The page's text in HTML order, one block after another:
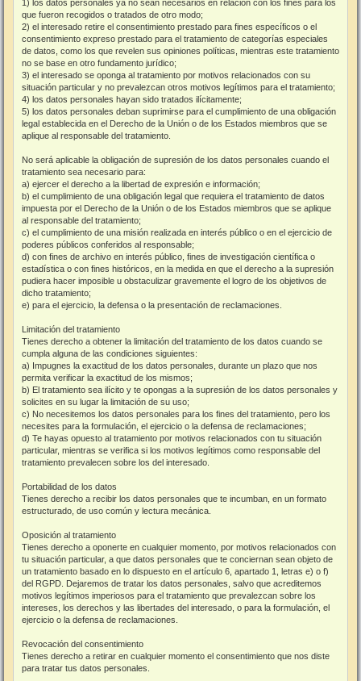
1) los datos personales ya no sean necesarios en relación con los fines para los
que fueron recogidos o tratados de otro modo;
2) el interesado retire el consentimiento prestado para fines específicos o el
consentimiento expreso prestado para el tratamiento de categorías especiales
de datos, como los que revelen sus opiniones políticas, mientras este tratamiento
no se base en otro fundamento jurídico;
3) el interesado se oponga al tratamiento por motivos relacionados con su
situación particular y no prevalezcan otros motivos legítimos para el tratamiento;
4) los datos personales hayan sido tratados ilícitamente;
5) los datos personales deban suprimirse para el cumplimiento de una obligación
legal establecida en el Derecho de la Unión o de los Estados miembros que se
aplique al responsable del tratamiento.
No será aplicable la obligación de supresión de los datos personales cuando el
tratamiento sea necesario para:
a) ejercer el derecho a la libertad de expresión e información;
b) el cumplimiento de una obligación legal que requiera el tratamiento de datos
impuesta por el Derecho de la Unión o de los Estados miembros que se aplique
al responsable del tratamiento;
c) el cumplimiento de una misión realizada en interés público o en el ejercicio de
poderes públicos conferidos al responsable;
d) con fines de archivo en interés público, fines de investigación científica o
estadística o con fines históricos, en la medida en que el derecho a la supresión
pudiera hacer imposible u obstaculizar gravemente el logro de los objetivos de
dicho tratamiento;
e) para el ejercicio, la defensa o la presentación de reclamaciones.
Limitación del tratamiento
Tienes derecho a obtener la limitación del tratamiento de los datos cuando se
cumpla alguna de las condiciones siguientes:
a) Impugnes la exactitud de los datos personales, durante un plazo que nos
permita verificar la exactitud de los mismos;
b) El tratamiento sea ilícito y te opongas a la supresión de los datos personales y
solicites en su lugar la limitación de su uso;
c) No necesitemos los datos personales para los fines del tratamiento, pero los
necesites para la formulación, el ejercicio o la defensa de reclamaciones;
d) Te hayas opuesto al tratamiento por motivos relacionados con tu situación
particular, mientras se verifica si los motivos legítimos como responsable del
tratamiento prevalecen sobre los del interesado.
Portabilidad de los datos
Tienes derecho a recibir los datos personales que te incumban, en un formato
estructurado, de uso común y lectura mecánica.
Oposición al tratamiento
Tienes derecho a oponerte en cualquier momento, por motivos relacionados con
tu situación particular, a que datos personales que te conciernan sean objeto de
un tratamiento basado en lo dispuesto en el artículo 6, apartado 1, letras e) o f)
del RGPD. Dejaremos de tratar los datos personales, salvo que acreditemos
motivos legítimos imperiosos para el tratamiento que prevalezcan sobre los
intereses, los derechos y las libertades del interesado, o para la formulación, el
ejercicio o la defensa de reclamaciones.
Revocación del consentimiento
Tienes derecho a retirar en cualquier momento el consentimiento que nos diste
para tratar tus datos personales.